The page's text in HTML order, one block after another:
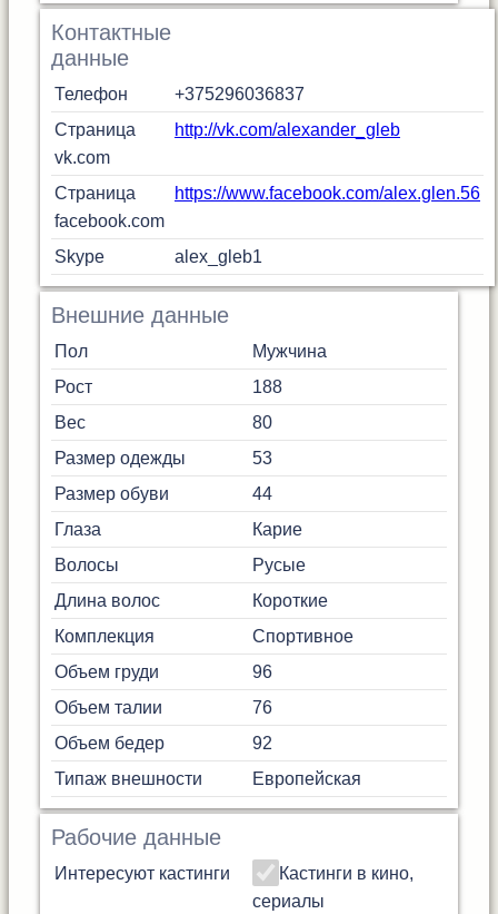
Контактные
данные
Телефон
+375296036837
Страница
vk.com
http://vk.com/alexander_gleb
Страница
facebook.com
https://www.facebook.com/alex.glen.56
Skype alex_gleb1
Внешние данные
Пол
Мужчина
Рост
188
Вес
80
Размер одежды
53
Размер обуви
44
Глаза
Карие
Волосы
Русые
Длина волос
Короткие
Комплекция
Спортивное
Объем груди
96
Объем талии
76
Объем бедер
92
Типаж внешности
Европейская
Рабочие данные
Интересуют кастинги
Кастинги в кино,
сериалы